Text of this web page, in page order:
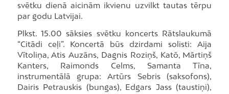
svētku dienā aicinām ikvienu uzvilkt tautas tērpu
par godu Latvijai.
Plkst. 15.00 sāksies svētku koncerts Rātslaukumā
“Citādi ceļi”. Koncertā būs dzirdami solisti: Aija
Vītoliņa, Atis Auzāns, Dagnis Roziņš, Katō, Mārtiņš
Kanters, Raimonds Celms, Samanta Tīna,
instrumentālā grupa: Artūrs Sebris (saksofons),
Dairis Petrauskis (bungas), Edgars Jass (taustiņi),